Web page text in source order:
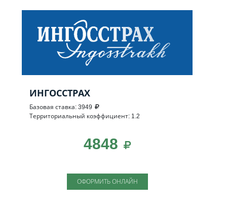
ИНГОССТРАХ
Базовая ставка: 3949
Территориальный коэффициент: 1.2
4848
ОФОРМИТЬ ОНЛАЙН